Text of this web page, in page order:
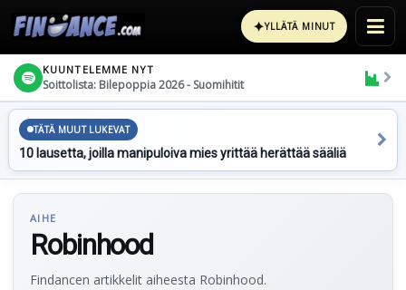
✦YLLÄTÄ MINUT
KUUNTELEMME NYT
Soittolista: Bilepoppia 2026 - Suomihitit
TÄTÄ MUUT LUKEVAT
10 lausetta, joilla manipuloiva mies yrittää herättää sääliä
AIHE
Robinhood
Findancen artikkelit aiheesta Robinhood.